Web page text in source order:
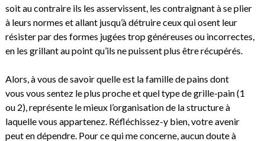
soit au contraire ils les asservissent, les contraignant à se plier
à leurs normes et allant jusqu’à détruire ceux qui osent leur
résister par des formes jugées trop généreuses ou incorrectes,
en les grillant au point qu’ils ne puissent plus être récupérés.
Alors, à vous de savoir quelle est la famille de pains dont
vous vous sentez le plus proche et quel type de grille-pain (1
ou 2), représente le mieux l’organisation de la structure à
laquelle vous appartenez. Réfléchissez-y bien, votre avenir
peut en dépendre. Pour ce qui me concerne, aucun doute à